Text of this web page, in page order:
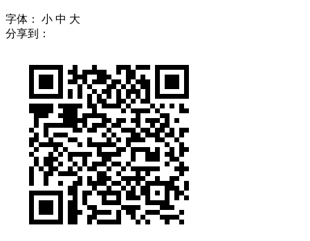
字体： 小 中 大
分享到：